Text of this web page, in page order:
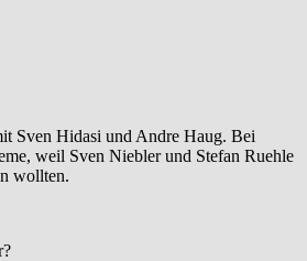
Sven Hidasi und Andre Haug. Bei
weil Sven Niebler und Stefan Ruehle
wollten.